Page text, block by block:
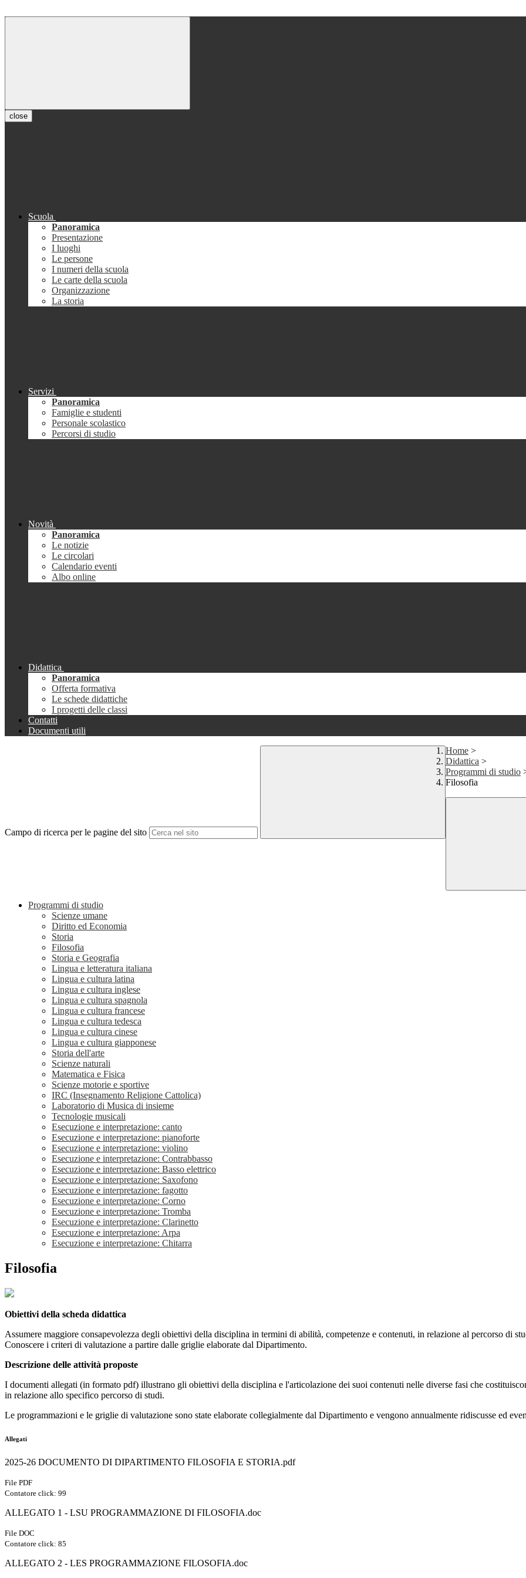
close
Scuola
Panoramica
Presentazione
I luoghi
Le persone
I numeri della scuola
Le carte della scuola
Organizzazione
La storia
Servizi
Panoramica
Famiglie e studenti
Personale scolastico
Percorsi di studio
Novità
Panoramica
Le notizie
Le circolari
Calendario eventi
Albo online
Didattica
Panoramica
Offerta formativa
Le schede didattiche
I progetti delle classi
Contatti
Documenti utili
Campo di ricerca per le pagine del sito
Home >
Didattica >
Programmi di studio
Filosofia
Programmi di studio
Scienze umane
Diritto ed Economia
Storia
Filosofia
Storia e Geografia
Lingua e letteratura italiana
Lingua e cultura latina
Lingua e cultura inglese
Lingua e cultura spagnola
Lingua e cultura francese
Lingua e cultura tedesca
Lingua e cultura cinese
Lingua e cultura giapponese
Storia dell'arte
Scienze naturali
Matematica e Fisica
Scienze motorie e sportive
IRC (Insegnamento Religione Cattolica)
Laboratorio di Musica di insieme
Tecnologie musicali
Esecuzione e interpretazione: canto
Esecuzione e interpretazione: pianoforte
Esecuzione e interpretazione: violino
Esecuzione e interpretazione: Contrabbasso
Esecuzione e interpretazione: Basso elettrico
Esecuzione e interpretazione: Saxofono
Esecuzione e interpretazione: fagotto
Esecuzione e interpretazione: Corno
Esecuzione e interpretazione: Tromba
Esecuzione e interpretazione: Clarinetto
Esecuzione e interpretazione: Arpa
Esecuzione e interpretazione: Chitarra
Filosofia
Obiettivi della scheda didattica
Assumere maggiore consapevolezza degli obiettivi della disciplina in termini di abilità, competenze e contenuti, in relazione al percorso di
Conoscere i criteri di valutazione a partire dalle griglie elaborate dal Dipartimento.
Descrizione delle attività proposte
I documenti allegati (in formato pdf) illustrano gli obiettivi della disciplina e l'articolazione dei suoi contenuti nelle diverse fasi che
in relazione allo specifico percorso di studi.
Le programmazioni e le griglie di valutazione sono state elaborate collegialmente dal Dipartimento e vengono annualmente ridiscusse ed
Allegati
2025-26 DOCUMENTO DI DIPARTIMENTO FILOSOFIA E STORIA.pdf
File PDF
Contatore click: 99
ALLEGATO 1 - LSU PROGRAMMAZIONE DI FILOSOFIA.doc
File DOC
Contatore click: 85
ALLEGATO 2 - LES PROGRAMMAZIONE FILOSOFIA.doc